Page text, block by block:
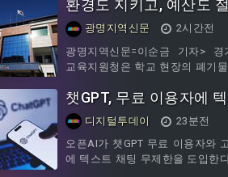
을 꺼냈다.경기도가 지난 5일 ‘재
상
환경도 지키고, 예산도
광명교육청, 학교 폐목재
위탁처리 지원
광명지역신문
2시간전
광명지역신문=이순금 기자> 경
교육지원청은 학교 현장의 폐기물
진한 '폐목재 무상위탁처리' 지
2024년 7월부터 2026년 상반기
115건, 344톤의 폐목재를 처리하
만원의 예산을 절감했다고 밝혔
원은 광명교육지원청 특색사업
챗GPT, 무료 이용자에
채팅 무제한 제공
디지털투데이
23분전
오픈AI가 챗GPT 무료 이용자와
에 텍스트 채팅 무제한을 도입한